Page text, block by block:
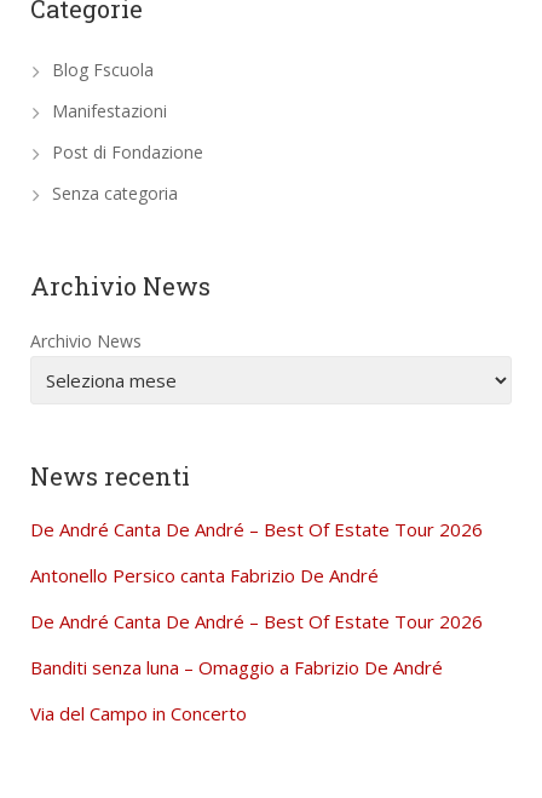
Categorie
Blog Fscuola
Manifestazioni
Post di Fondazione
Senza categoria
Archivio News
Archivio News
News recenti
De André Canta De André – Best Of Estate Tour 2026
Antonello Persico canta Fabrizio De André
De André Canta De André – Best Of Estate Tour 2026
Banditi senza luna – Omaggio a Fabrizio De André
Via del Campo in Concerto